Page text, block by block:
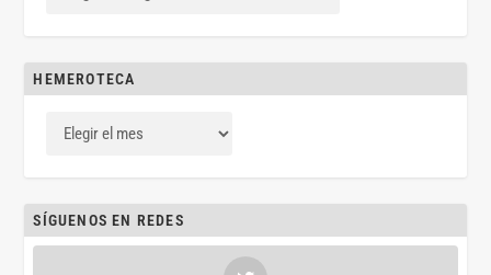
HEMEROTECA
SÍGUENOS EN REDES